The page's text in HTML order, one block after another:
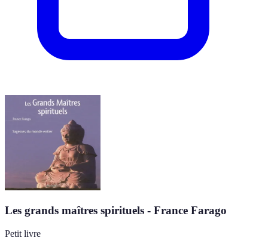
Les grands maîtres spirituels - France Farago
Petit livre